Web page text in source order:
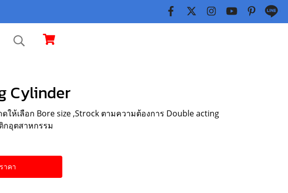
Cylinder
ให้เลือก Bore size ,Strock ตามความต้องการ Double acting
กอุตสาหกรรม
าคา